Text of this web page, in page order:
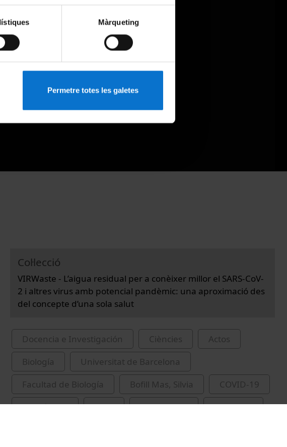
Màrqueting
Permetre totes les galetes
Col·lecció
VIRWaste - L’aigua residual per a conèixer millor el SARS-CoV-
2 i altres virus amb potencial pandèmic: una aproximació des
del concepte d’una sola salut
Docencia e Investigación Ciències
Actos
Biología
Universitat de Barcelona
Facultad de Biología
Bofill Mas, Silvia
COVID-19
pandèmies
virus excrements
VIRWaste